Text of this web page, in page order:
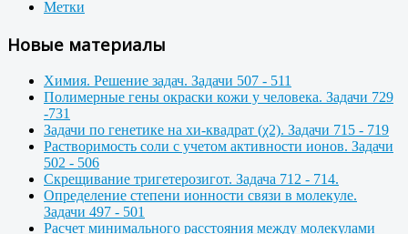
Метки
Новые материалы
Химия. Решение задач. Задачи 507 - 511
Полимерные гены окраски кожи у человека. Задачи 729
-731
Задачи по генетике на хи-квадрат (χ2). Задачи 715 - 719
Растворимость соли с учетом активности ионов. Задачи
502 - 506
Скрещивание тригетерозигот. Задача 712 - 714.
Определение степени ионности связи в молекуле.
Задачи 497 - 501
Расчет минимального расстояния между молекулами